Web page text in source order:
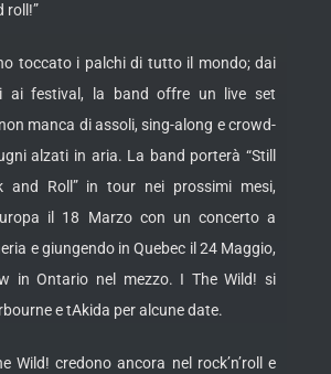
roll!”
toccato i palchi di tutto il mondo; dai
ai festival, la band offre un live set
manca di assoli, sing-along e crowd-
alzati in aria. La band porterà “Still
and Roll” in tour nei prossimi mesi,
il 18 Marzo con un concerto a
e giungendo in Quebec il 24 Maggio,
in Ontario nel mezzo. I The Wild! si
e tAkida per alcune date.
Wild! credono ancora nel rock’n’roll e